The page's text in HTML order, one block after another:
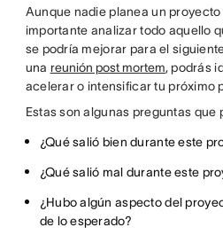
Aunque nadie planea un
importante analizar todo aquello
se podría mejorar para el
una reunión post mortem, podrás
acelerar o intensificar tu próximo
Estas son algunas preguntas que
¿Qué salió bien durante este
¿Qué salió mal durante este
¿Hubo algún aspecto del
de lo esperado?